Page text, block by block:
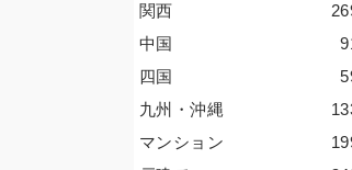
関西
中国
四国
九州・沖縄
マンション